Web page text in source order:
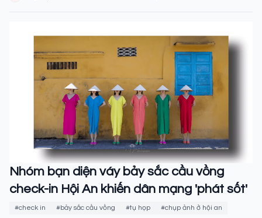
Nhóm bạn diện váy bảy sắc cầu vồng
check-in Hội An khiến dân mạng 'phát sốt'
#check in #bảy sắc cầu vồng #tụ họp #chụp ảnh ở hội an